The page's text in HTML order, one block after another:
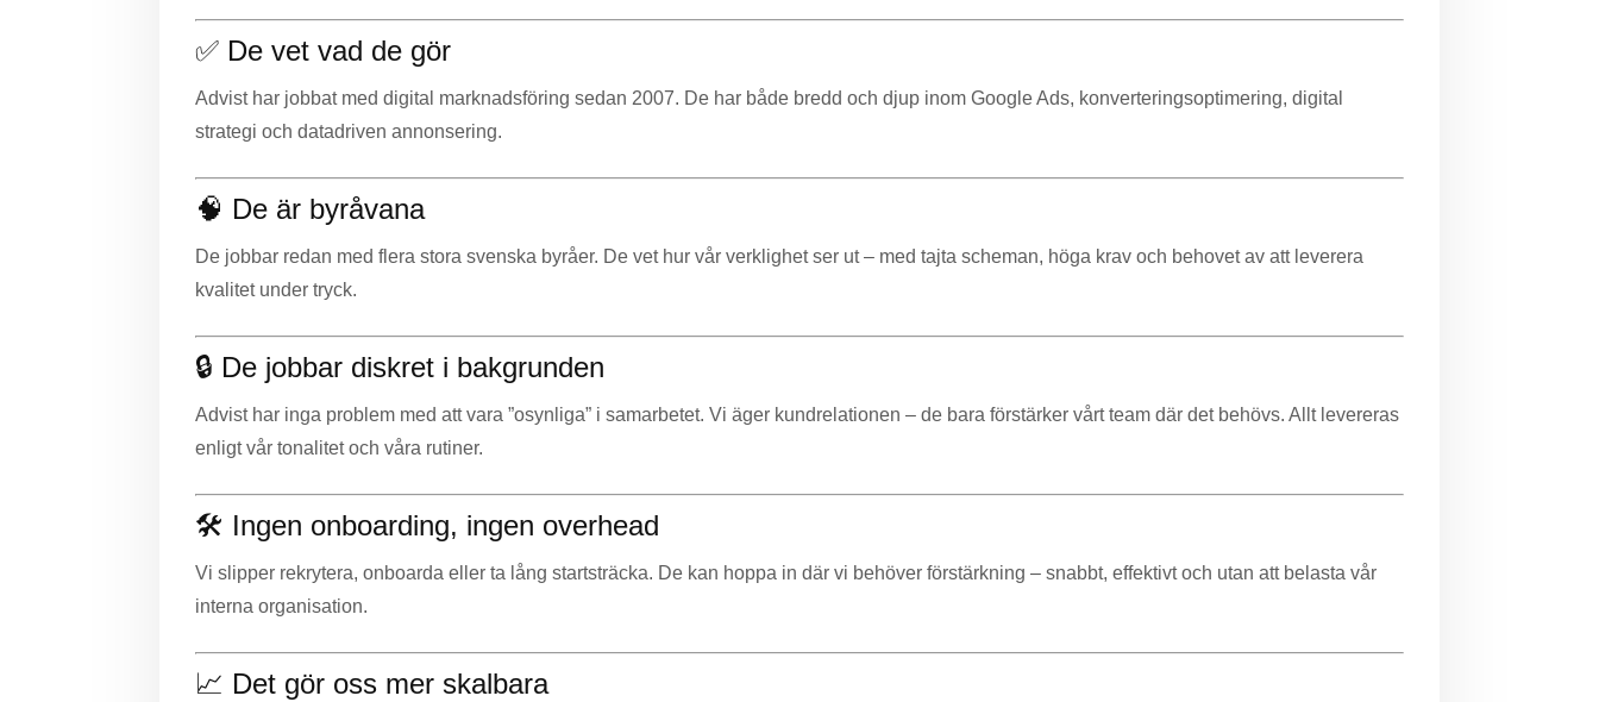
✅ De vet vad de gör
Advist har jobbat med digital marknadsföring sedan 2007. De har både bredd och djup inom Google Ads, konverteringsoptimering, digital
strategi och datadriven annonsering.
🧠 De är byråvana
De jobbar redan med flera stora svenska byråer. De vet hur vår verklighet ser ut – med tajta scheman, höga krav och behovet av att leverera
kvalitet under tryck.
🔒 De jobbar diskret i bakgrunden
Advist har inga problem med att vara ”osynliga” i samarbetet. Vi äger kundrelationen – de bara förstärker vårt team där det behövs. Allt levereras
enligt vår tonalitet och våra rutiner.
🛠️ Ingen onboarding, ingen overhead
Vi slipper rekrytera, onboarda eller ta lång startsträcka. De kan hoppa in där vi behöver förstärkning – snabbt, effektivt och utan att belasta vår
interna organisation.
📈 Det gör oss mer skalbara